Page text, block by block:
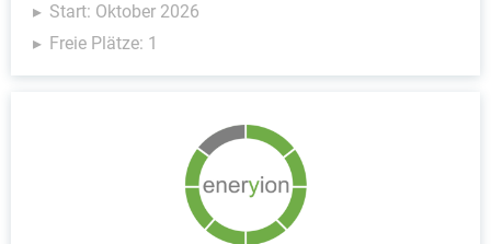
Start: Oktober 2026
Freie Plätze: 1